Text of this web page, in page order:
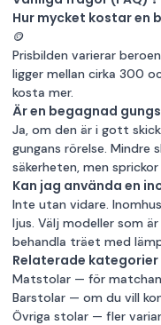
Hur mycket kostar en
🪙
Prisbilden varierar
ligger mellan cirka 300
kosta mer.
Är en begagnad
Ja, om den är i gott
gungans rörelse. Mindre
säkerheten, men
Kan jag använda en
Inte utan vidare.
ljus. Välj modeller som
behandla träet med
Relaterade
Matstolar — för
Barstolar — om du vill
Övriga stolar — fler